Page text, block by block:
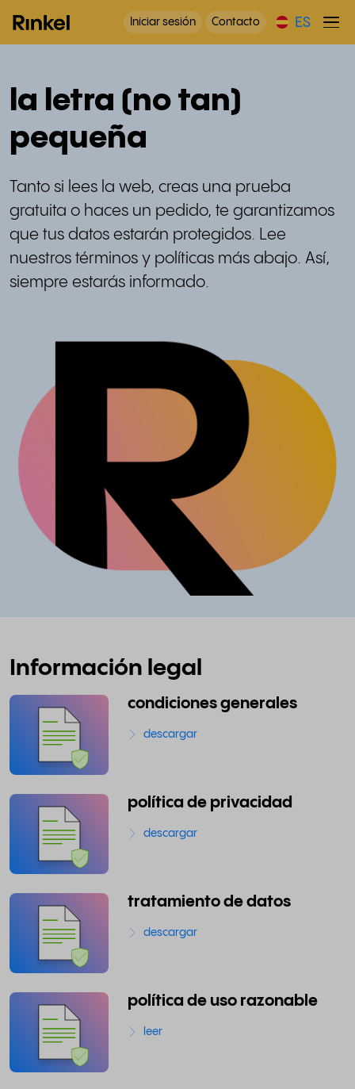
Iniciar sesión Contacto ES
la letra (no tan)
pequeña
Tanto si lees la web, creas una prueba
gratuita o haces un pedido, te garantizamos
que tus datos estarán protegidos. Lee
nuestros términos y políticas más abajo. Así,
siempre estarás informado.
Información legal
condiciones generales
descargar
política de privacidad
descargar
tratamiento de datos
descargar
política de uso razonable
leer